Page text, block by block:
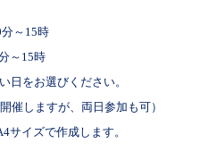
分～ 15時
～ 15時
日をお選びください。
ますが、両日参加も可）
サイズで作成します。